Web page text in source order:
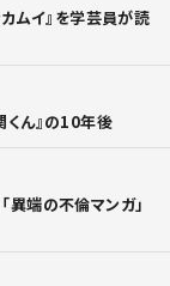
ムイ』を学芸員が読
くん』の10年後
異端の不倫マンガ」